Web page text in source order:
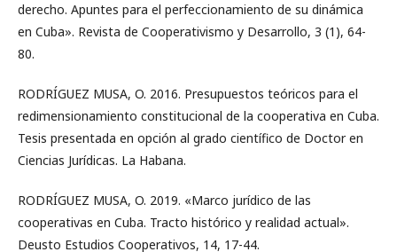
derecho. Apuntes para el perfeccionamiento de su dinámica
en Cuba». Revista de Cooperativismo y Desarrollo, 3 (1), 64-
80.
RODRÍGUEZ MUSA, O. 2016. Presupuestos teóricos para el
redimensionamiento constitucional de la cooperativa en Cuba.
Tesis presentada en opción al grado científico de Doctor en
Ciencias Jurídicas. La Habana.
RODRÍGUEZ MUSA, O. 2019. «Marco jurídico de las
cooperativas en Cuba. Tracto histórico y realidad actual».
Deusto Estudios Cooperativos, 14, 17-44.